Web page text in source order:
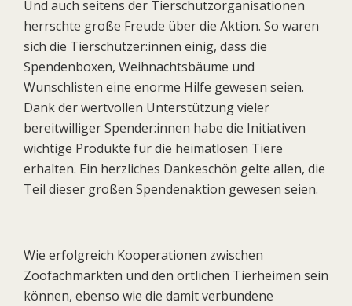
Und auch seitens der Tierschutzorganisationen
herrschte große Freude über die Aktion. So waren
sich die Tierschützer:innen einig, dass die
Spendenboxen, Weihnachtsbäume und
Wunschlisten eine enorme Hilfe gewesen seien.
Dank der wertvollen Unterstützung vieler
bereitwilliger Spender:innen habe die Initiativen
wichtige Produkte für die heimatlosen Tiere
erhalten. Ein herzliches Dankeschön gelte allen, die
Teil dieser großen Spendenaktion gewesen seien.
Wie erfolgreich Kooperationen zwischen
Zoofachmärkten und den örtlichen Tierheimen sein
können, ebenso wie die damit verbundene